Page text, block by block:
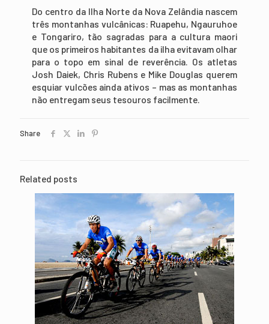
Do centro da Ilha Norte da Nova Zelândia nascem
três montanhas vulcânicas: Ruapehu, Ngauruhoe
e Tongariro, tão sagradas para a cultura maori
que os primeiros habitantes da ilha evitavam olhar
para o topo em sinal de reverência. Os atletas
Josh Daiek, Chris Rubens e Mike Douglas querem
esquiar vulcões ainda ativos – mas as montanhas
não entregam seus tesouros facilmente.
Share
Related posts